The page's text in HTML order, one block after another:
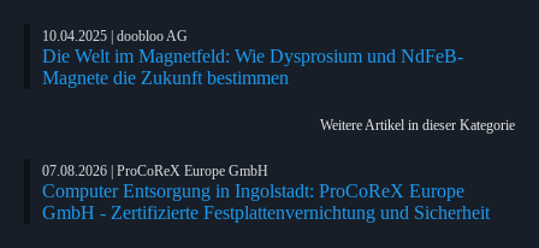
10.04.2025 | doobloo AG
Die Welt im Magnetfeld: Wie Dysprosium und NdFeB-
Magnete die Zukunft bestimmen
Weitere Artikel in dieser Kategorie
07.08.2026 | ProCoReX Europe GmbH
Computer Entsorgung in Ingolstadt: ProCoReX Europe
GmbH - Zertifizierte Festplattenvernichtung und Sicherheit